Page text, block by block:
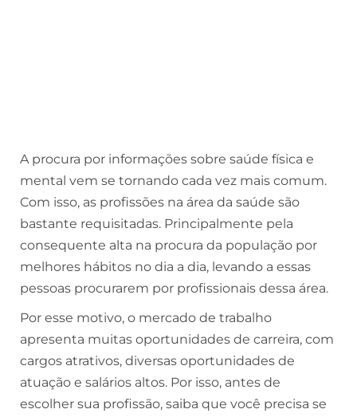
A procura por informações sobre saúde física e
mental vem se tornando cada vez mais comum.
Com isso, as profissões na área da saúde são
bastante requisitadas. Principalmente pela
consequente alta na procura da população por
melhores hábitos no dia a dia, levando a essas
pessoas procurarem por profissionais dessa área.
Por esse motivo, o mercado de trabalho
apresenta muitas oportunidades de carreira, com
cargos atrativos, diversas oportunidades de
atuação e salários altos. Por isso, antes de
escolher sua profissão, saiba que você precisa se